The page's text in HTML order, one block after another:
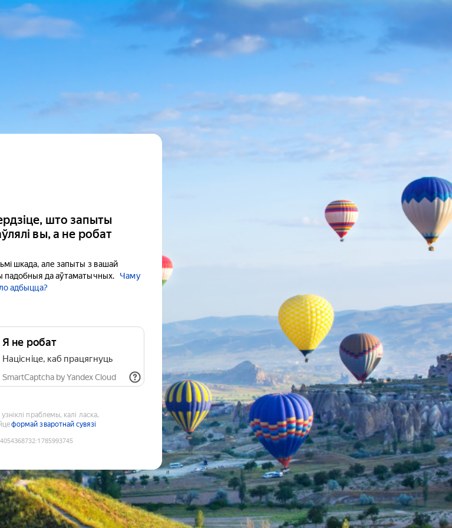
што запыты
вы, а не робат
шкада, але запыты з вашай
падобныя да аўтаматычных.
Чаму
адбыцца?
Я не робат
Націсніце, каб працягнуць
SmartCaptcha by Yandex Cloud
узніклі праблемы, калі ласка,
формай зваротнай сувязі
:1785993745